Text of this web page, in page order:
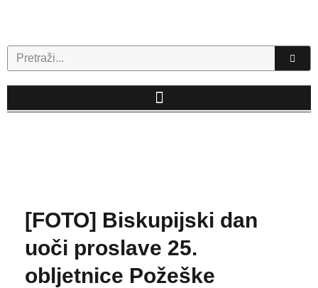
Search
[FOTO] Biskupijski dan
uoči proslave 25.
obljetnice Požeške